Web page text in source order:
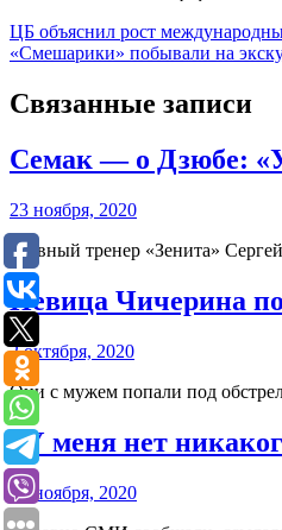
Навигация
по
записям
ЦБ объяснил рост
«Смешарики» побывали на
Связанные записи
Семак — о Дзюбе:
23 ноября, 2020
Главный тренер «Зенита»
Певица Чичерина
2 октября, 2020
Они с мужем попали под
«У меня нет
15 ноября, 2020